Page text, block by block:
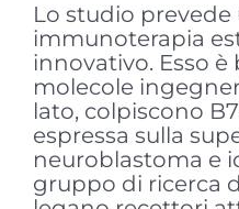
Lo studio
immunoterapia
innovativo. Esso è
molecole
lato, colpiscono
espressa sulla
neuroblastoma e
gruppo di ricerca